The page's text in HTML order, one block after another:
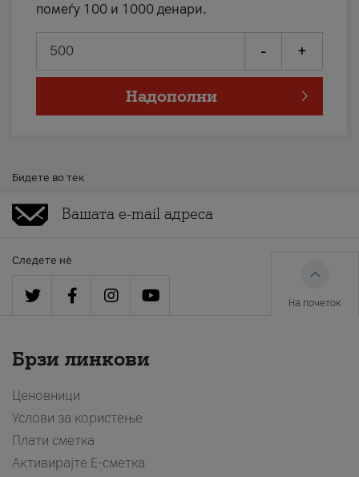
помеѓу 100 и 1000 денари.
- +
Надополни
Бидете во тек
Следете нè
На почеток
Брзи линкови
Ценовници
Услови за користење
Плати сметка
Активирајте Е-сметка